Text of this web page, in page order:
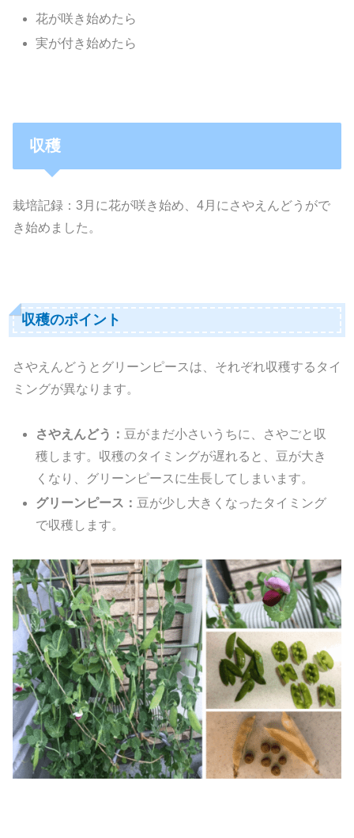
花が咲き始めたら
実が付き始めたら
収穫
栽培記録：3月に花が咲き始め、4月にさやえんどうがで
き始めました。
収穫のポイント
さやえんどうとグリーンピースは、 それぞれ収穫するタイ
ミングが異なります。
さやえんどう： 豆がまだ小さいうちに、さやごと収
穫します。収穫のタイミングが遅れると、豆が大き
くなり、グリーンピースに生長してしまいます。
グリーンピース： 豆が少し大きくなったタイミング
で収穫します。